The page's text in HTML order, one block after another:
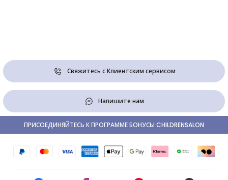
Свяжитесь с Клиентским сервисом
Напишите нам
ПРИСОЕДИНЯЙТЕСЬ К ПРОГРАММЕ БОНУСЫ CHILDRENSALON